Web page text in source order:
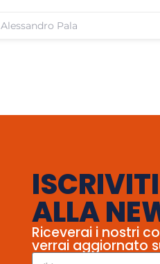
Alessandro Pala
ISCRIVITI
ALLA
Riceverai i nostri
verrai aggiornato